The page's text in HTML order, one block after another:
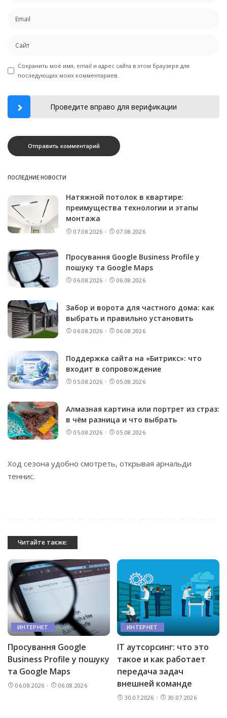
Сохранить моё имя, email и адрес сайта в этом браузере для
последующих моих комментариев.
Проведите вправо для верификации
ПОСЛЕДНИЕ НОВОСТИ
Натяжной потолок в квартире:
преимущества технологии и этапы
монтажа
07.08.2026 07.08.2026
Просування Google Business Profile у
пошуку та Google Maps
06.08.2026 06.08.2026
Забор и ворота для частного дома: как
выбрать и правильно установить
06.08.2026 06.08.2026
Поддержка сайта на «Битрикс»: что
входит в сопровождение
05.08.2026 05.08.2026
Алмазная картина или портрет из страз:
в чём разница и что выбрать
05.08.2026 05.08.2026
Ход сезона удобно смотреть, открывая арнальди
теннис.
Читайте также:
ИНТЕРНЕТ
Просування Google
Business Profile у пошуку
та Google Maps
06.08.2026 06.08.2026
ИНТЕРНЕТ
IT аутсорсинг: что это
такое и как работает
передача задач
внешней команде
30.07.2026 30.07.2026